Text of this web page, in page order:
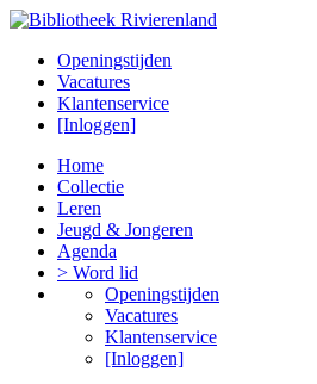
Openingstijden
Vacatures
Klantenservice
[Inloggen]
Home
Collectie
Leren
Jeugd & Jongeren
Agenda
> Word lid
Openingstijden
Vacatures
Klantenservice
[Inloggen]